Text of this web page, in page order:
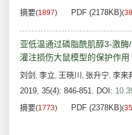
摘要(1897) PDF (2178KB)(
亚低温通过磷脂酰肌醇3-激
灌注损伤大鼠模型的保护作用
刘剑 , 李立, 王晓川 , 张升宁, 李来
2019, 35(4): 846-851. DOI:
摘要(1773) PDF (2378KB)(